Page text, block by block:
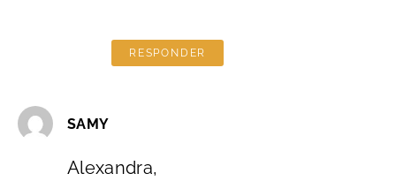
RESPONDER
SAMY
Alexandra,